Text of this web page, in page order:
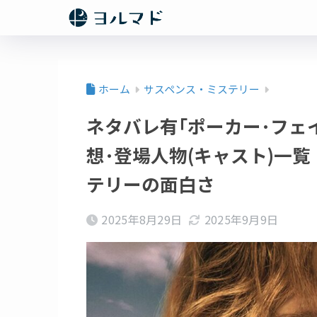
ホーム サスペンス・ミステリー
ネタバレ有｢ポーカー･フェ
想･登場人物(キャスト)一
テリーの面白さ
2025年8月29日 2025年9月9日